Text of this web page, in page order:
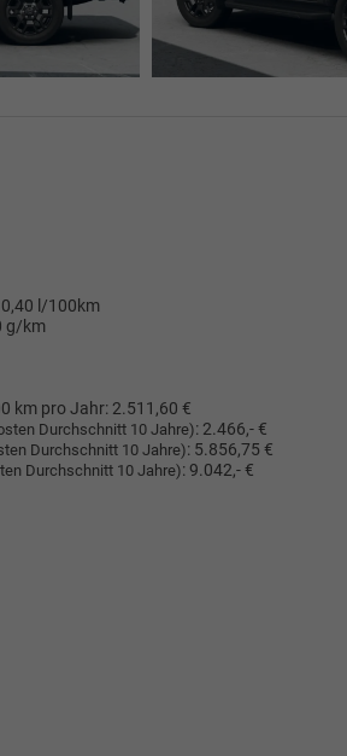
l/100km
g/km
km pro Jahr: 2.511,60 €
Durchschnitt 10 Jahre): 2.466,- €
Durchschnitt 10 Jahre): 5.856,75 €
Durchschnitt 10 Jahre): 9.042,- €